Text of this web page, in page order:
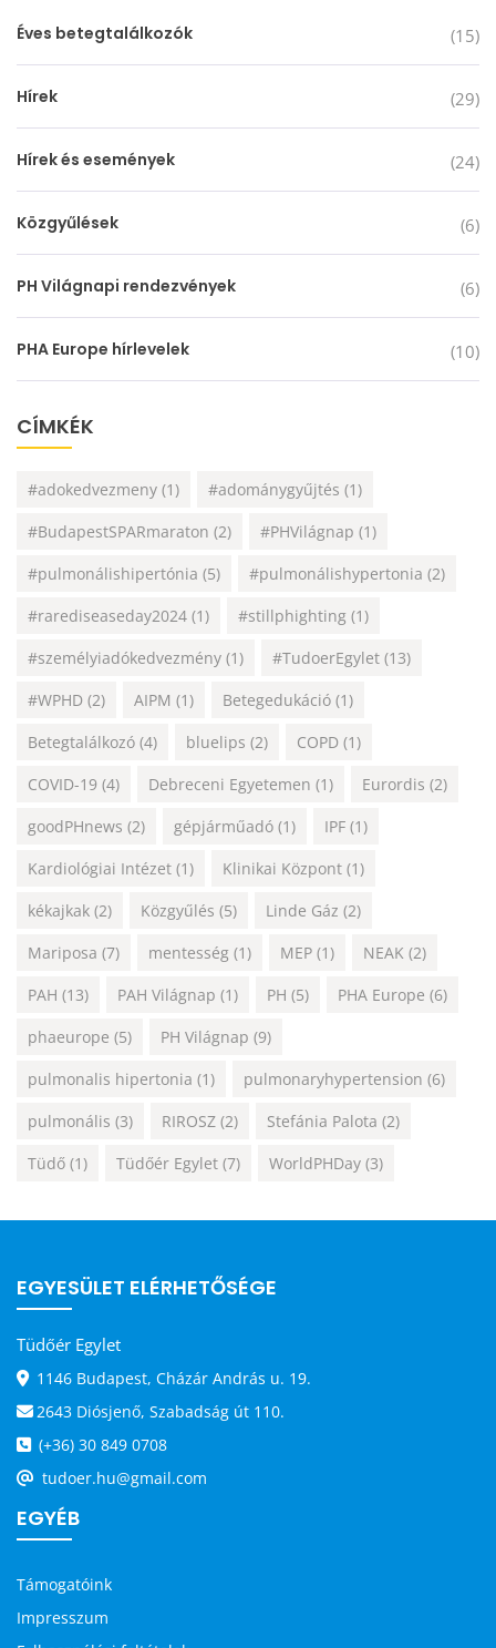
Éves betegtalálkozók (15)
Hírek (29)
Hírek és események (24)
Közgyűlések (6)
PH Világnapi rendezvények (6)
PHA Europe hírlevelek (10)
CÍMKÉK
#adokedvezmeny (1) #adománygyűjtés (1)
#BudapestSPARmaraton (2) #PHVilágnap (1)
#pulmonálishipertónia (5) #pulmonálishypertonia (2)
#rarediseaseday2024 (1) #stillphighting (1)
#személyiadókedvezmény (1) #TudoerEgylet (13)
#WPHD (2) AIPM (1) Betegedukáció (1)
Betegtalálkozó (4) bluelips (2) COPD (1)
COVID-19 (4) Debreceni Egyetemen (1) Eurordis (2)
goodPHnews (2) gépjárműadó (1) IPF (1)
Kardiológiai Intézet (1) Klinikai Központ (1)
kékajkak (2) Közgyűlés (5) Linde Gáz (2)
Mariposa (7) mentesség (1) MEP (1) NEAK (2)
PAH (13) PAH Világnap (1) PH (5) PHA Europe (6)
phaeurope (5) PH Világnap (9)
pulmonalis hipertonia (1) pulmonaryhypertension (6)
pulmonális (3) RIROSZ (2) Stefánia Palota (2)
Tüdő (1) Tüdőér Egylet (7) WorldPHDay (3)
EGYESÜLET ELÉRHETŐSÉGE
Tüdőér Egylet
1146 Budapest, Cházár András u. 19.
2643 Diósjenő, Szabadság út 110.
(+36) 30 849 0708
tudoer.hu@gmail.com
EGYÉB
Támogatóink
Impresszum